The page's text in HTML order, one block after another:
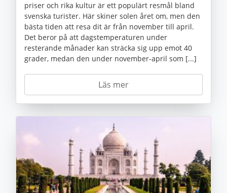
priser och rika kultur är ett populärt resmål bland
svenska turister. Här skiner solen året om, men den
bästa tiden att resa dit är från november till april.
Det beror på att dagstemperaturen under
resterande månader kan sträcka sig upp emot 40
grader, medan den under november-april som [...]
Läs mer